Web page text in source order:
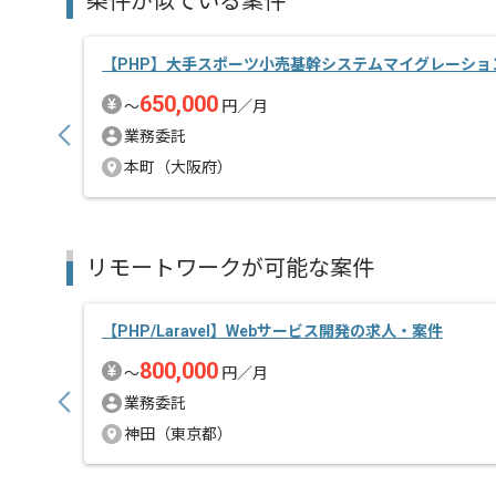
【PHP】大手スポーツ小売基幹システムマイグレーシ
〜650,000 円／月
業務委託
本町（大阪府）
リモートワークが可能な案件
【PHP/Laravel】Webサービス開発の求人・案件
〜800,000 円／月
業務委託
神田（東京都）